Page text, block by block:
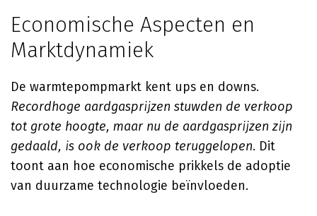
Economische Aspecten en
Marktdynamiek
De warmtepompmarkt kent ups en downs.
Recordhoge aardgasprijzen stuwden de verkoop
tot grote hoogte, maar nu de aardgasprijzen zijn
gedaald, is ook de verkoop teruggelopen. Dit
toont aan hoe economische prikkels de adoptie
van duurzame technologie beïnvloeden.